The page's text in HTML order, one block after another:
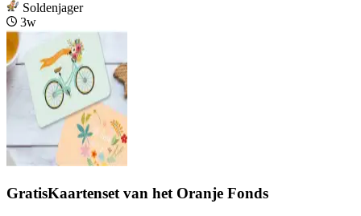
Soldenjager
3w
GratisKaartenset van het Oranje Fonds